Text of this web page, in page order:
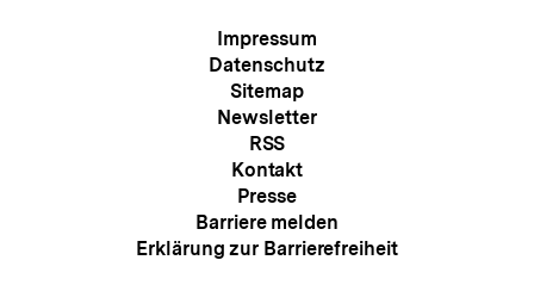
Meta-
Navigation
Impressum
Datenschutz
Sitemap
Newsletter
RSS
Kontakt
Presse
Barriere melden
Erklärung zur Barrierefreiheit